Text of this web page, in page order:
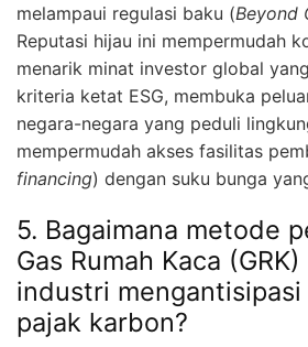
melampaui regulasi baku (Beyond
Reputasi hijau ini mempermudah
menarik minat investor global
kriteria ketat ESG, membuka
negara-negara yang peduli
mempermudah akses fasilitas
financing) dengan suku bunga
5. Bagaimana metode
Gas Rumah Kaca
industri mengantisipasi
pajak karbon?